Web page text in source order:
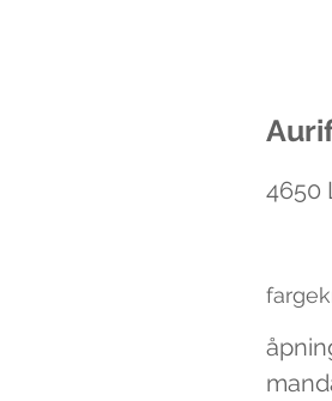
4650